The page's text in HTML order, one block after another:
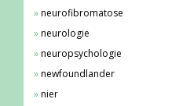
neurofibromatose
neurologie
neuropsychologie
newfoundlander
nier